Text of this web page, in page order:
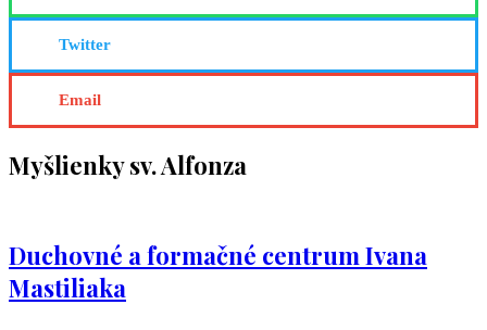
Twitter
Email
Myšlienky sv. Alfonza
Duchovné a formačné centrum Ivana
Mastiliaka